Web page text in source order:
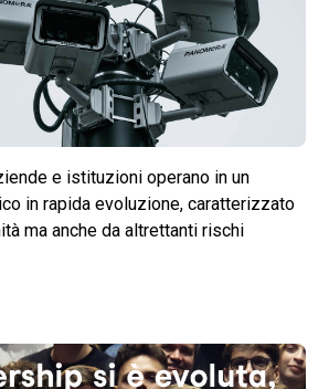
e istituzioni operano in un
in rapida evoluzione, caratterizzato
ma anche da altrettanti rischi